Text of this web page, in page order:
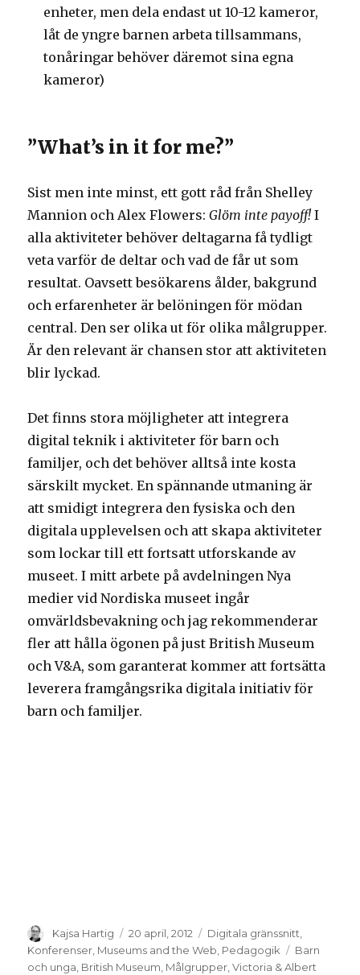
enheter, men dela endast ut 10-12 kameror,
låt de yngre barnen arbeta tillsammans,
tonåringar behöver däremot sina egna
kameror)
”What’s in it for me?”
Sist men inte minst, ett gott råd från Shelley
Mannion och Alex Flowers:Glöm inte payoff! I
alla aktiviteter behöver deltagarna få tydligt
veta varför de deltar och vad de får ut som
resultat. Oavsett besökarens ålder, bakgrund
och erfarenheter är belöningen för mödan
central. Den ser olika ut för olika målgrupper.
Är den relevant är chansen stor att aktiviteten
blir lyckad.
Det finns stora möjligheter att integrera
digital teknik i aktiviteter för barn och
familjer, och det behöver alltså inte kosta
särskilt mycket. En spännande utmaning är
att smidigt integrera den fysiska och den
digitala upplevelsen och att skapa aktiviteter
som lockar till ett fortsatt utforskande av
museet. I mitt arbete på avdelningen Nya
medier vid Nordiska museet ingår
omvärldsbevakning och jag rekommenderar
fler att hålla ögonen på just British Museum
och V&A, som garanterat kommer att fortsätta
leverera framgångsrika digitala initiativ för
barn och familjer.
Författare
Kajsa Hartig Postat
20 april, 2012 Kategorier
Digitala gränssnitt,
Konferenser, Museums and the Web, Pedagogik Taggar
Barn
och unga, British Museum, Målgrupper,Victoria & Albert